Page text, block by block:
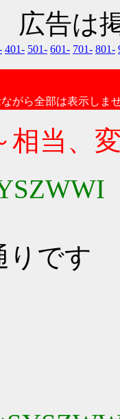
広告は
401- 501- 601- 701- 801-
がら全部は表示しま
相当、
りです